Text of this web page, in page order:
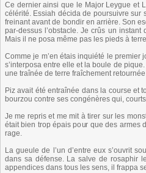
Ce dernier ainsi que le Major Leygue et
célérité. Essiah décida de poursuivre sur
freinant avant de bondir en arrière. Son
par-dessus l’obstacle. Je crûs un
Mais il ne posa même pas les pieds à
Comme je m’en étais inquiété le premier
s’interposa entre elle et la boule de
une traînée de terre fraîchement
Piz avait été entraînée dans la course et
bourzou contre ses congénères qui,
Je me repris et me mit à tirer sur les
était bien trop épais pour que des armes
rage.
La gueule de l’un d’entre eux s’ouvrit
dans sa défense. La salve de rosaphir
appendices dans tous les sens, il frappa